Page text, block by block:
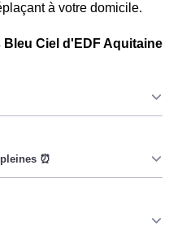
à votre domicile.
Ciel d'EDF Aquitaine
en à Saint-Philippe-
⚡